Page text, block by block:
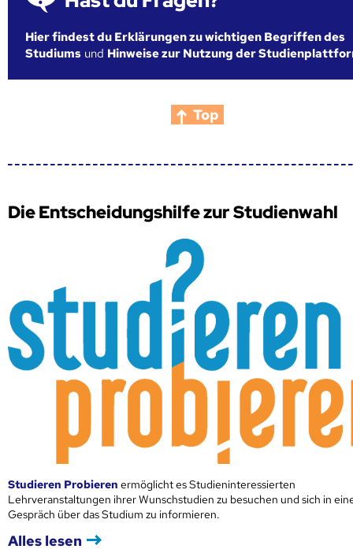
Hier findest du Erklärungen zu wichtigen Begriffen des
Studiums und Hinweise zur Nutzung der
Top
Die Entscheidungshilfe zur Studienwahl
Studieren Probieren ermöglicht es Studieninteressierten
Lehrveranstaltungen ihrer Wunschstudien zu besuchen und sich in
Gespräch über das Studium zu informieren.
Alles lesen